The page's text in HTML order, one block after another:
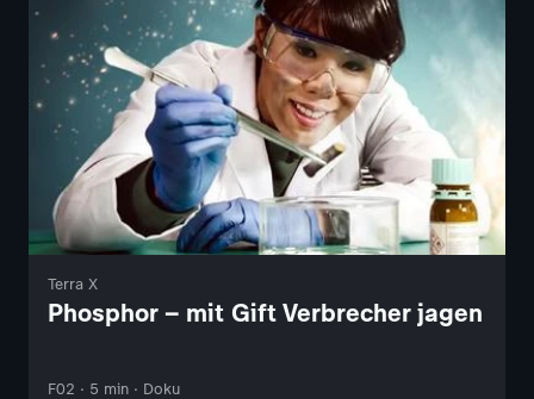
Terra X
Phosphor – mit Gift Verbrecher jagen
F02 · 5 min · Doku